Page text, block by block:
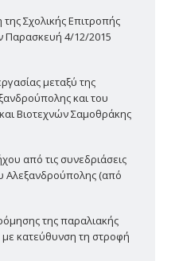
Σχολικής Επιτροπής
Παρασκευή 4/12/2015
μεταξύ της
και του
Βιοτεχνών Σαμοθράκης
από τις συνεδριάσεις
Αλεξανδρούπολης (από
της παραλιακής
κατεύθυνση τη στροφή